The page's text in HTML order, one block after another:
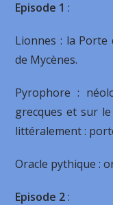
Episode 1:
Lionnes : la Porte
de Mycènes.
Pyrophore :
grecques et sur
littéralement :
Oracle pythique :
Episode 2: